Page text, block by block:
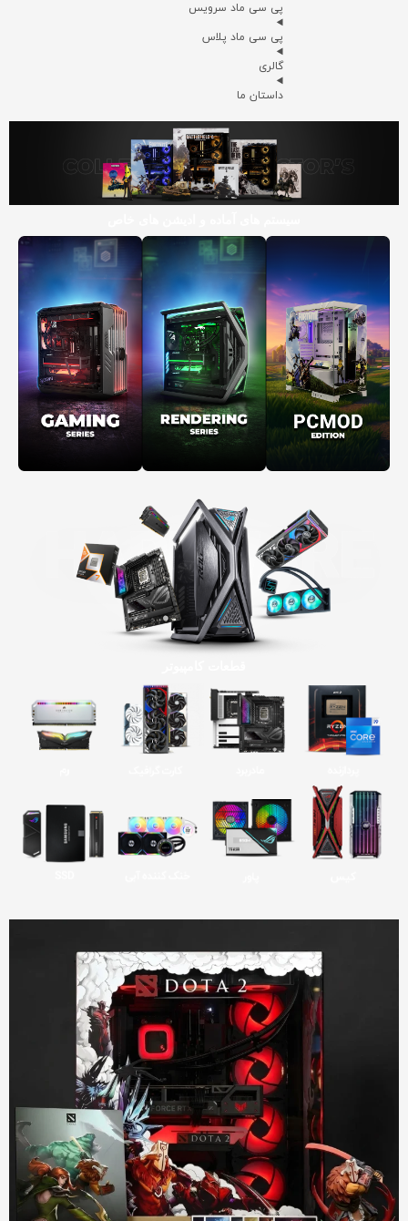
پی سی ماد سرویس
پی سی ماد پلاس
گالری
داستان ما